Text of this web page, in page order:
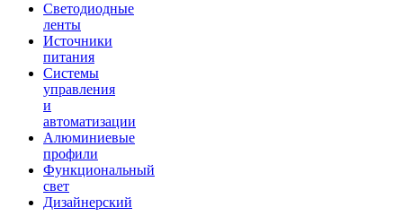
Светодиодные
ленты
Источники
питания
Системы
управления
и
автоматизации
Алюминиевые
профили
Функциональный
свет
Дизайнерский